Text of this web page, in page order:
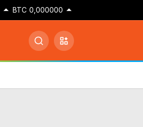
BTC 0,000000